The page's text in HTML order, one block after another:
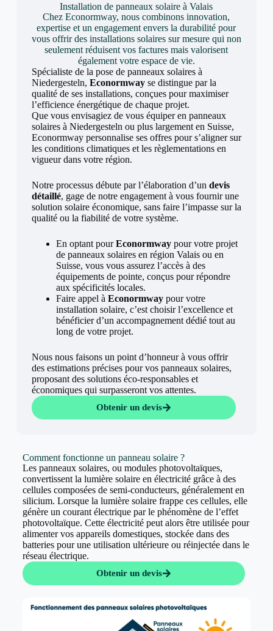
Installation de panneaux solaire à Valais
Chez Econormway, nous combinons innovation,
expertise et un engagement envers la durabilité pour
vous offrir des installations solaires sur mesure qui non
seulement réduisent vos factures mais valorisent
également votre espace de vie.
Spécialiste de la pose de panneaux solaires à
Niedergesteln, Econormwayse distingue par la
qualité de ses installations, conçues pour maximiser
l’efficience énergétique de chaque projet.
Que vous envisagiez de vous équiper en panneaux
solaires à Niedergesteln ou plus largement en Suisse,
Econormway personnalise ses offres pour s’aligner sur
les conditions climatiques et les règlementations en
vigueur dans votre région.
Notre processus débute par l’élaboration d’un devis
détaillé, gage de notre engagement à vous fournir une
solution solaire économique, sans faire l’impasse sur la
qualité ou la fiabilité de votre système.
En optant pourEconormwaypour votre projet
de panneaux solaires en région Valais ou en
Suisse, vous vous assurez l’accès à des
équipements de pointe, conçus pour répondre
aux spécificités locales.
Faire appel à Econormwaypour votre
installation solaire, c’est choisir l’excellence et
bénéficier d’un accompagnement dédié tout au
long de votre projet.
Nous nous faisons un point d’honneur à vous offrir
des estimations précises pour vos panneaux solaires,
proposant des solutions éco-responsables et
économiques qui surpasseront vos attentes.
Obtenir un devis
Comment fonctionne un panneau solaire ?
Les panneaux solaires, ou modules photovoltaïques,
convertissent la lumière solaire en électricité grâce à des
cellules composées de semi-conducteurs, généralement en
silicium. Lorsque la lumière solaire frappe ces cellules, elle
génère un courant électrique par le phénomène de l’effet
photovoltaïque. Cette électricité peut alors être utilisée pour
alimenter vos appareils domestiques, stockée dans des
batteries pour une utilisation ultérieure ou réinjectée dans le
réseau électrique.
Obtenir un devis